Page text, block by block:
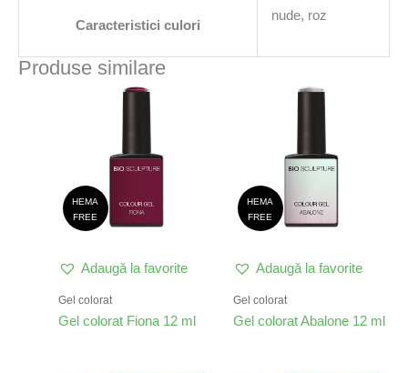
Caracteristici culori
nude, roz
Produse similare
HEMA
FREE
Adaugă la favorite
Gel colorat
Gel colorat Fiona 12 ml
HEMA
FREE
Adaugă la favorite
Gel colorat
Gel colorat Abalone 12 ml